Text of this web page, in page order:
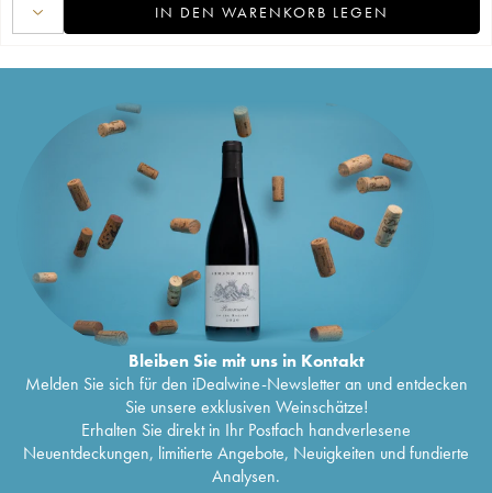
IN DEN WARENKORB LEGEN
Bleiben Sie mit uns in Kontakt
Melden Sie sich für den iDealwine-Newsletter an und entdecken
Sie unsere exklusiven Weinschätze!
Erhalten Sie direkt in Ihr Postfach handverlesene
Neuentdeckungen, limitierte Angebote, Neuigkeiten und fundierte
Analysen.